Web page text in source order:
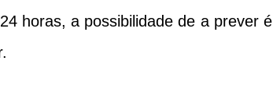
horas, a possibilidade de a prever é